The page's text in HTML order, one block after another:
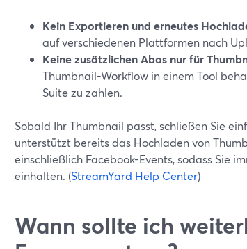
Kein Exportieren und erneutes
auf verschiedenen Plattformen nach
Keine zusätzlichen Abos nur für
Thumbnail-Workflow in einem Tool
Suite zu zahlen.
Sobald Ihr Thumbnail passt, schließen Sie
unterstützt bereits das Hochladen von
einschließlich Facebook-Events, sodass Sie
einhalten. (StreamYard Help Center)
Wann sollte ich